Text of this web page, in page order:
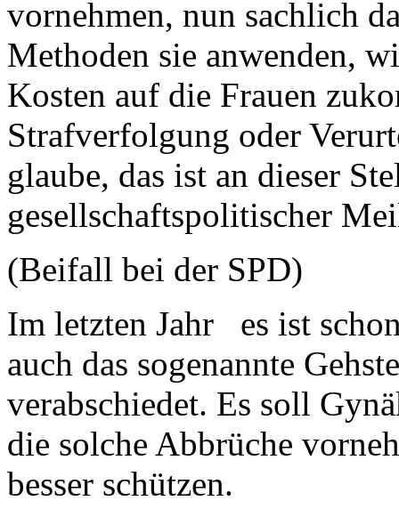
vornehmen, nun sachlich
Methoden sie anwenden,
Kosten auf die Frauen
Strafverfolgung oder
glaube, das ist an dieser
gesellschaftspolitischer
(Beifall bei der SPD)
Im letzten Jahr es ist
auch das sogenannte
verabschiedet. Es soll
die solche Abbrüche
besser schützen.